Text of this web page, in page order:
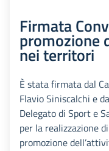
Firmata
promozione
nei territori
È stata firmata dal
Flavio Siniscalchi e
Delegato di Sport e
per la realizzazione
promozione